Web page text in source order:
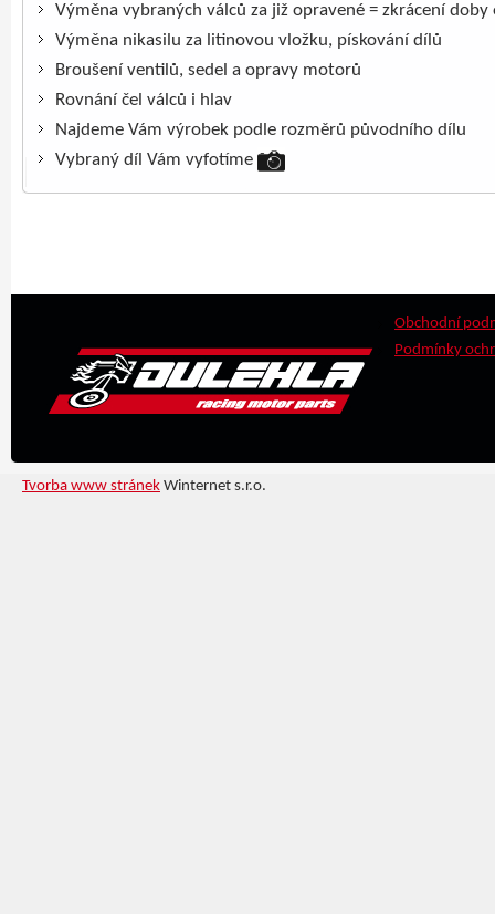
Výměna vybraných válců za již opravené = zkrácení doby
Výměna nikasilu za litinovou vložku, pískování dílů
Broušení ventilů, sedel a opravy motorů
Rovnání čel válců i hlav
Najdeme Vám výrobek podle rozměrů původního dílu
Vybraný díl Vám vyfotíme
Obchodní
Podmínky
Tvorba www stránek Winternet s.r.o.